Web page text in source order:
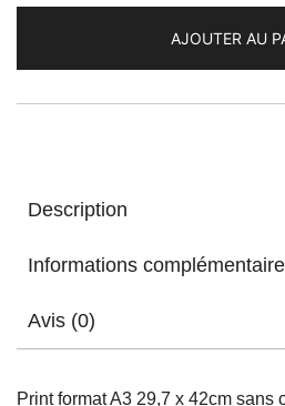
AJOUTER AU
Description
Informations
Avis (0)
Print format A3 29,7 x 42cm sans